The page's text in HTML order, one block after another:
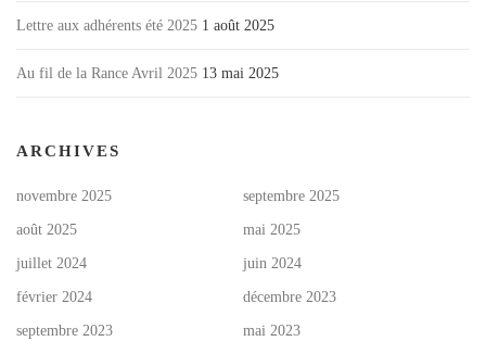
i
c
s
Lettre aux adhérents été 2025 1 août 2025
Au fil de la Rance Avril 2025 13 mai 2025
ARCHIVES
novembre 2025 septembre 2025
août 2025 mai 2025
juillet 2024 juin 2024
février 2024 décembre 2023
septembre 2023 mai 2023